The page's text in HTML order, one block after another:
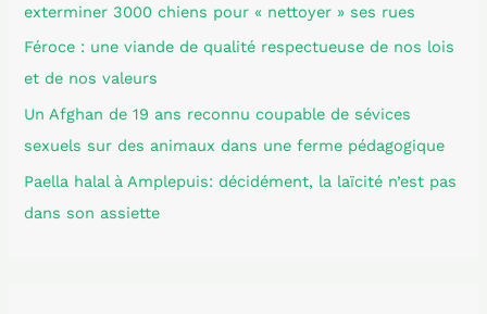
r
:
exterminer 3000 chiens pour « nettoyer » ses rues
Féroce : une viande de qualité respectueuse de nos lois
et de nos valeurs
Un Afghan de 19 ans reconnu coupable de sévices
sexuels sur des animaux dans une ferme pédagogique
Paella halal à Amplepuis: décidément, la laïcité n’est pas
dans son assiette